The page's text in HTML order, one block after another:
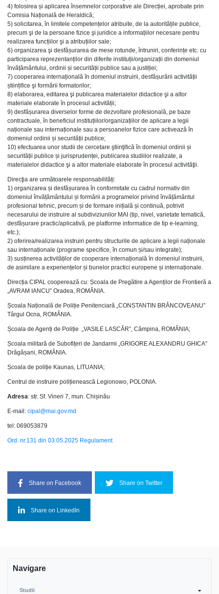
4) folosirea și aplicarea însemnelor corporative ale Direcției, aprobate prin
Comisia Națională de Heraldică;
5) solicitarea, în limitele competențelor atribuite, de la autoritățile publice,
precum şi de la persoane fizice şi juridice a informațiilor necesare pentru
realizarea funcțiilor şi a atribuțiilor sale;
6) organizarea şi desfășurarea de mese rotunde, întruniri, conferințe etc. cu
participarea reprezentanților din diferite instituții/organizații din domeniul
învățământului, ordinii și securității publice sau a justiției;
7) cooperarea internațională în domeniul instruirii, desfășurării activității
științifice şi formării formatorilor;
8) elaborarea, editarea şi publicarea materialelor didactice şi a altor
materiale elaborate în procesul activității;
9) desfășurarea diverselor forme de dezvoltare profesională, pe baze
contractuale, în beneficiul instituțiilor/organizațiilor de aplicare a legii
naționale sau internaționale sau a persoanelor fizice care activează în
domeniul ordinii și securității publice;
10) efectuarea unor studii de cercetare ştiinţifică în domeniul ordinii și
securității publice și jurisprudenței, publicarea studiilor realizate, a
materialelor didactice şi a altor materiale elaborate în procesul activităţii.
Direcţia are următoarele responsabilități:
1) organizarea și desfășurarea în conformitate cu cadrul normativ din
domeniul învățământului și formării a programelor privind învățământul
profesional tehnic, precum și de formare inițială și continuă, potrivit
necesarului de instruire al subdiviziunilor MAI (tip, nivel, varietate tematică,
desfășurare practic/aplicativă, pe platforme informatice de tip e-learning,
etc.);
2) oferirea/realizarea instruiri pentru structurile de aplicare a legii naționale
sau internaționale (programe specifice, în comun și/sau integrate);
3) susținerea activităților de cooperare internațională în domeniul instruirii,
de asimilare a experiențelor și bunelor practici europene și internaționale.
Direcția CIPAL cooperează cu: Școala de Pregătire a Agenților de Frontieră a
„AVRAM IANCU” Oradea, ROMÂNIA.
Școala Națională de Poliție Penitenciară „CONSTANTIN BRÂNCOVEANU”
Târgul Ocna, ROMÂNIA.
Școala de Agenți de Poliție „VASILE LASCĂR”, Câmpina, ROMÂNIA;
Școala militară de Subofițeri de Jandarmi „GRIGORE ALEXANDRU GHICA”
Drăgășani, ROMÂNIA.
Școala de poliție Kaunas, LITUANIA;
Centrul de instruire polițienească Legionowo, POLONIA.
Adresa: str. Sf. Vineri 7, mun. Chișinău
E-mail: cipal@mai.gov.md
tel: 069053879
Ord. nr.131 din 03.05.2025 Regulament
Share on Facebook Share on Twitter
Share on LinkedIn
Navigare
Studii